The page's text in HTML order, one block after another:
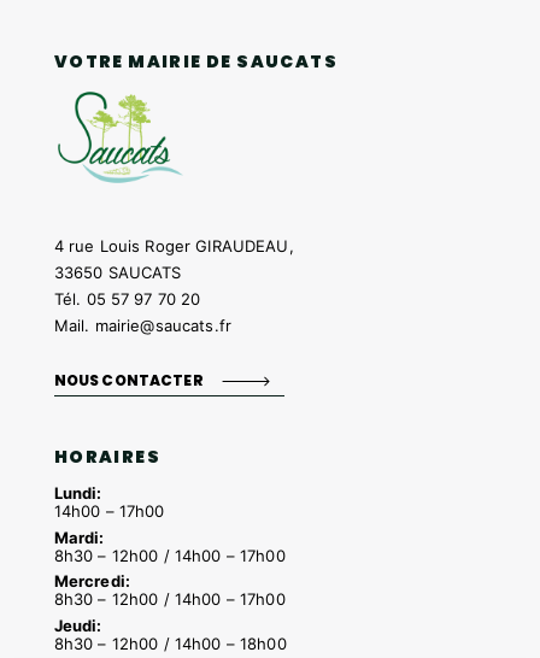
VOTRE MAIRIE DE SAUCATS
4 rue Louis Roger GIRAUDEAU,
33650 SAUCATS
Tél. 05 57 97 70 20
Mail. mairie@saucats.fr
NOUS CONTACTER
HORAIRES
Lundi:
14h00 – 17h00
Mardi:
8h30 – 12h00 / 14h00 – 17h00
Mercredi:
8h30 – 12h00 / 14h00 – 17h00
Jeudi:
8h30 – 12h00 / 14h00 – 18h00